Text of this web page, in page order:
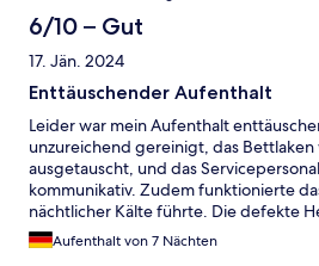
6/10 – Gut
17. Jän. 2024
Enttäuschender Aufenthalt
Leider war mein Aufenthalt
unzureichend gereinigt, das
ausgetauscht, und das
kommunikativ. Zudem funktionierte
nächtlicher Kälte führte. Die defekte
warmes Wasser trugen zu einem
Aufenthalt bei.
Aufenthalt von 7 Nächten